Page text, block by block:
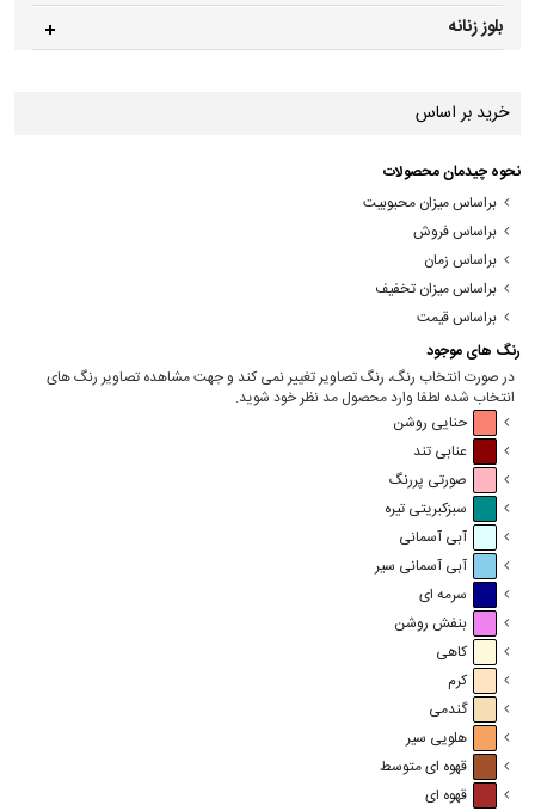
بلوز زنانه
خرید بر اساس
نحوه چیدمان محصولات
براساس میزان محبوبیت
براساس فروش
براساس زمان
براساس میزان تخفیف
براساس قیمت
رنگ های موجود
در صورت انتخاب رنگ، رنگ تصاویر تغییر نمی کند و جهت مشاهده تصاویر رنگ های
انتخاب شده لطفا وارد محصول مد نظر خود شوید.
حنایی روشن
عنابی تند
صورتی پررنگ
سبزکبریتی تیره
آبی آسمانی
آبی آسمانی سیر
سرمه ای
بنفش روشن
کاهی
کرم
گندمی
هلویی سیر
قهوه ای متوسط
قهوه ای